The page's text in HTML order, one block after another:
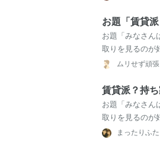
お題「賃貸
お題「みなさん
取りを見るのが
さんはどちらで
ムリせず頑
賃貸派？持
お題「みなさん
取りを見るのが
さんはどちらで
まったりふ